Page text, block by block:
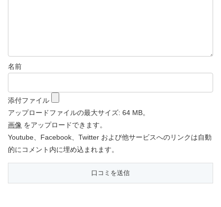
名前
添付ファイル
アップロードファイルの最大サイズ: 64 MB。
画像 をアップロードできます。
Youtube、Facebook、Twitter および他サービスへのリンクは自動
的にコメント内に埋め込まれます。